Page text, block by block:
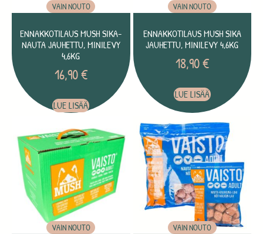
VAIN NOUTO
ENNAKKOTILAUS MUSH SIKA-
NAUTA JAUHETTU, MINILEVY
4,6KG
16,90€
LUE LISÄÄ
VAIN NOUTO
ENNAKKOTILAUS MUSH SIKA
JAUHETTU, MINILEVY 4,6KG
18,90€
LUE LISÄÄ
VAIN NOUTO VAIN NOUTO